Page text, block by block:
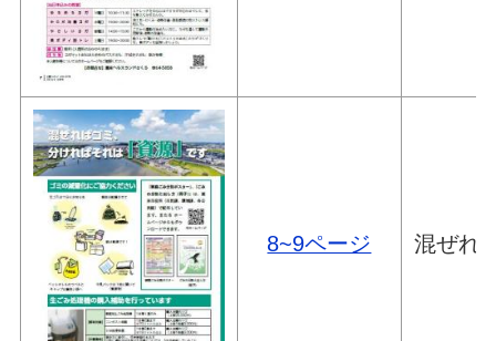
8~9ページ 混ぜれ